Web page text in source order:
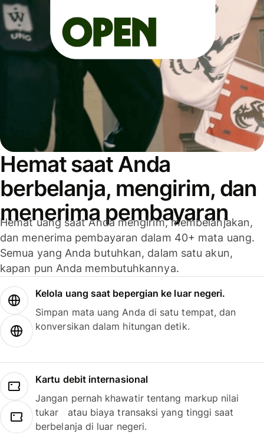
Hemat saat Anda
berbelanja, mengirim, dan
menerima pembayaran
Hemat uang saat Anda mengirim, membelanjakan,
dan menerima pembayaran dalam 40+ mata uang.
Semua yang Anda butuhkan, dalam satu akun,
kapan pun Anda membutuhkannya.
Kelola uang saat bepergian ke luar negeri.
Simpan mata uang Anda di satu tempat, dan
konversikan dalam hitungan detik.
Kartu debit internasional
Jangan pernah khawatir tentang markup nilai
tukar atau biaya transaksi yang tinggi saat
berbelanja di luar negeri.